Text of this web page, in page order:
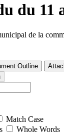
du 11
de la